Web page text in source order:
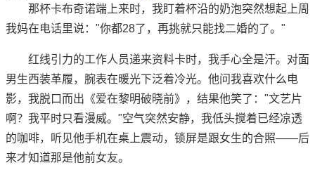
那杯卡布奇诺端上来时，我盯着杯沿的奶泡突然想起上周
我妈在电话里说："你都28了，再挑就只能找二婚的了。"
红线引力的工作人员递来资料卡时，我手心全是汗。对面
男生西装革履，腕表在暖光下泛着冷光。他问我喜欢什么电
影，我脱口而出《爱在黎明破晓前》，结果他笑了："文艺片
啊？我平时只看漫威。"空气突然安静，我低头搅着已经凉透
的咖啡，听见他手机在桌上震动，锁屏是跟女生的合照——后
来才知道那是他前女友。